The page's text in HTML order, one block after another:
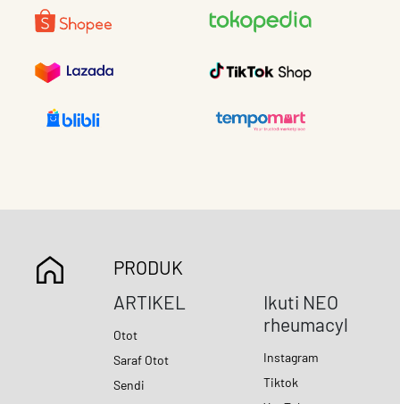
PRODUK
ARTIKEL
Otot
Saraf Otot
Sendi
Ikuti NEO
rheumacyl
Instagram
Tiktok